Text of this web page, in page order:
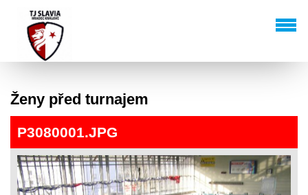
Ženy před turnajem
P3080001.JPG